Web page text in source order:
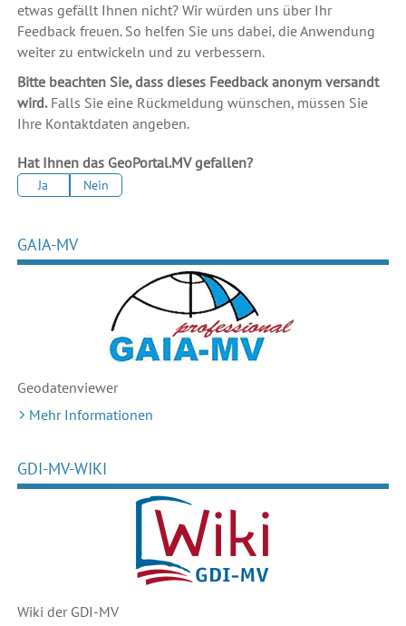
etwas gefällt Ihnen nicht? Wir würden uns über Ihr
Feedback freuen. So helfen Sie uns dabei, die Anwendung
weiter zu entwickeln und zu verbessern.
Bitte beachten Sie, dass dieses Feedback anonym versandt
wird.Falls Sie eine Rückmeldung wünschen, müssen Sie
Ihre Kontaktdaten angeben.
Hat Ihnen das GeoPortal.MV gefallen?
Ja Nein
GAIA-MV
Geodatenviewer
Mehr Informationen
GDI-MV-WIKI
Wiki der GDI-MV